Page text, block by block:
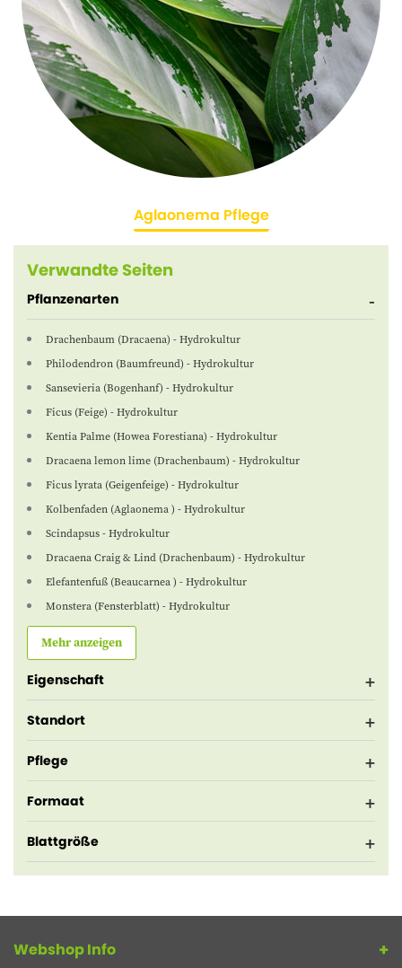
Aglaonema Pflege
Verwandte Seiten
Pflanzenarten
Drachenbaum (Dracaena) - Hydrokultur
Philodendron (Baumfreund) - Hydrokultur
Sansevieria (Bogenhanf) - Hydrokultur
Ficus (Feige) - Hydrokultur
Kentia Palme (Howea Forestiana) - Hydrokultur
Dracaena lemon lime (Drachenbaum) - Hydrokultur
Ficus lyrata (Geigenfeige) - Hydrokultur
Kolbenfaden (Aglaonema ) - Hydrokultur
Scindapsus - Hydrokultur
Dracaena Craig & Lind (Drachenbaum) - Hydrokultur
Elefantenfuß (Beaucarnea ) - Hydrokultur
Monstera (Fensterblatt) - Hydrokultur
Mehr anzeigen
Eigenschaft
Standort
Pflege
Formaat
Blattgröße
Webshop Info